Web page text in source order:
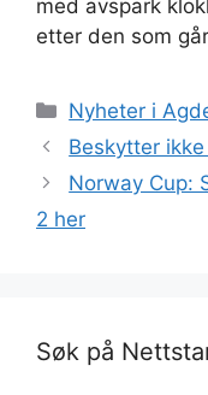
med avspark
etter den som
Kategorier
Nyheter i
Beskytter
Norway Cup:
2 her
Søk på